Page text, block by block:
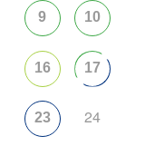
9 10
16 17
23 24